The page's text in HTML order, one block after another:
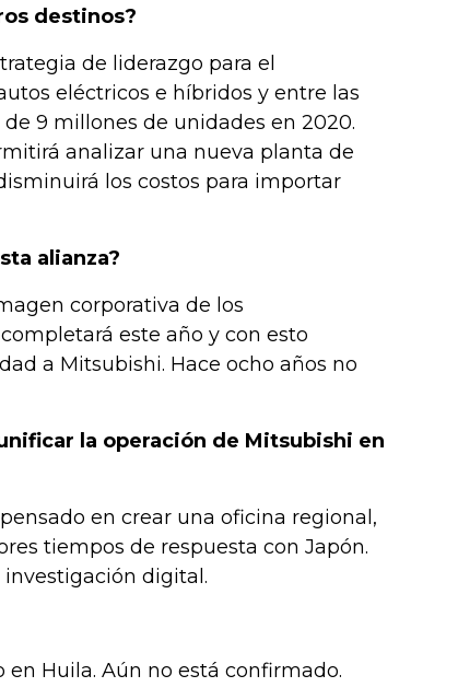
destinos?
de liderazgo para el
eléctricos e híbridos y entre las
9 millones de unidades en 2020.
analizar una nueva planta de
los costos para importar
alianza?
corporativa de los
este año y con esto
a Mitsubishi. Hace ocho años no
la operación de Mitsubishi en
en crear una oficina regional,
tiempos de respuesta con Japón.
digital.
en Huila. Aún no está confirmado.